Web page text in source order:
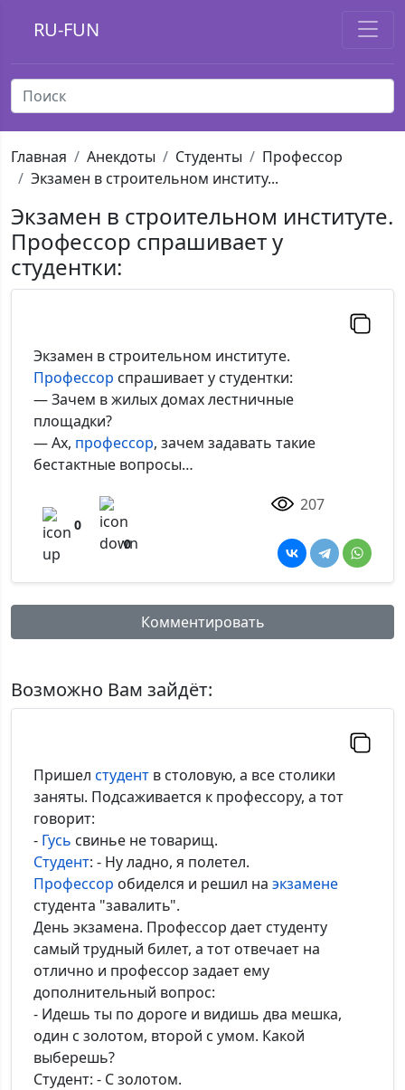
RU-FUN
Главная Анекдоты Студенты
Профессор
Экзамен в строительном институ...
Экзамен в строительном институте.
Профессор спрашивает у
студентки:
Экзамен в строительном институте.
Профессор спрашивает у студентки:
— Зачем в жилых домах лестничные
площадки?
— Ах, профессор, зачем задавать такие
бестактные вопросы…
0
0
207
Комментировать
*Максимальное кол-во символов - 500. Ручная модерация.
Возможно Вам зайдёт:
Пришел студент в столовую, а все столики
заняты. Подсаживается к профессору, а тот
говорит:
- Гусь свинье не товарищ.
Студент: - Ну ладно, я полетел.
Профессор обиделся и решил на экзамене
студента "завалить".
День экзамена. Профессор дает студенту
самый трудный билет, а тот отвечает на
отлично и профессор задает ему
дополнительный вопрос:
- Идешь ты по дороге и видишь два мешка,
один с золотом, второй с умом. Какой
выберешь?
Студент: - С золотом.